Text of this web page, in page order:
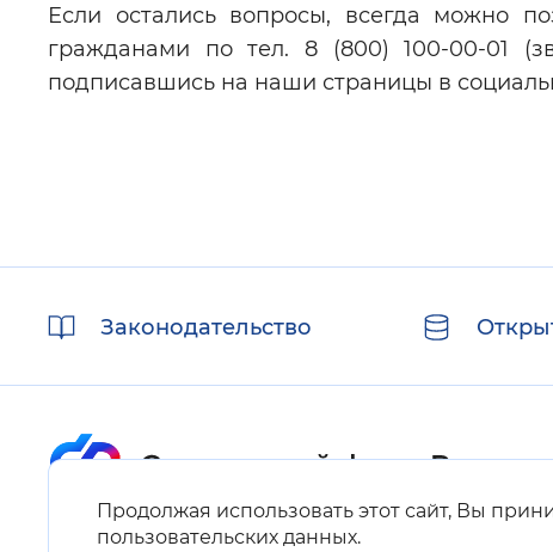
Если остались вопросы, всегда можно
гражданами по тел. 8 (800) 100-00-01
подписавшись на наши страницы в
Продолжая использовать этот сайт, Вы
пользовательских данных.
ссылкиЗаконодательство
Карта сайта